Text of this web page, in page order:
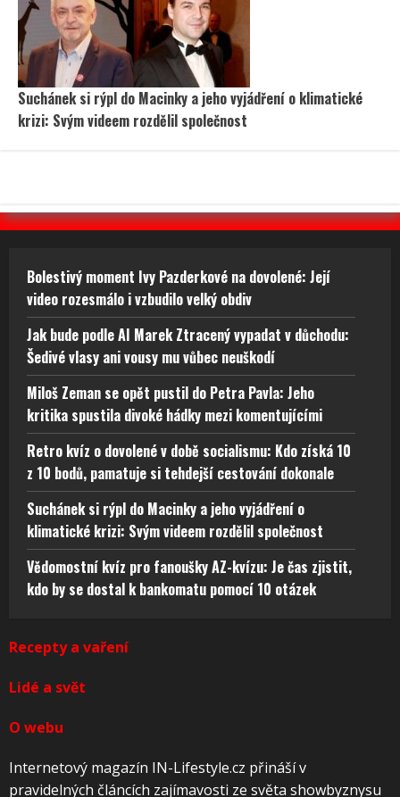
Suchánek si rýpl do Macinky a jeho vyjádření o klimatické
krizi: Svým videem rozdělil společnost
Bolestivý moment Ivy Pazderkové na dovolené: Její
video rozesmálo i vzbudilo velký obdiv
Jak bude podle AI Marek Ztracený vypadat v důchodu:
Šedivé vlasy ani vousy mu vůbec neuškodí
Miloš Zeman se opět pustil do Petra Pavla: Jeho
kritika spustila divoké hádky mezi komentujícími
Retro kvíz o dovolené v době socialismu: Kdo získá 10
z 10 bodů, pamatuje si tehdejší cestování dokonale
Suchánek si rýpl do Macinky a jeho vyjádření o
klimatické krizi: Svým videem rozdělil společnost
Vědomostní kvíz pro fanoušky AZ-kvízu: Je čas zjistit,
kdo by se dostal k bankomatu pomocí 10 otázek
Recepty a vaření
Lidé a svět
O webu
Internetový magazín IN-Lifestyle.cz přináší v
pravidelných článcích zajímavosti ze světa showbyznysu